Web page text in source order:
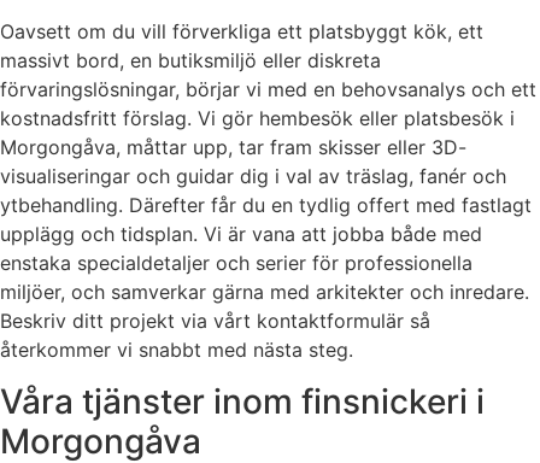
Oavsett om du vill förverkliga ett platsbyggt kök, ett
massivt bord, en butiksmiljö eller diskreta
förvaringslösningar, börjar vi med en behovsanalys och ett
kostnadsfritt förslag. Vi gör hembesök eller platsbesök i
Morgongåva, måttar upp, tar fram skisser eller 3D-
visualiseringar och guidar dig i val av träslag, fanér och
ytbehandling. Därefter får du en tydlig offert med fastlagt
upplägg och tidsplan. Vi är vana att jobba både med
enstaka specialdetaljer och serier för professionella
miljöer, och samverkar gärna med arkitekter och inredare.
Beskriv ditt projekt via vårt kontaktformulär så
återkommer vi snabbt med nästa steg.
Våra tjänster inom finsnickeri i
Morgongåva